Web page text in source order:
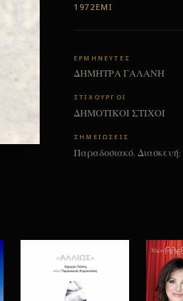
1972 ΕΜΙ
ΕΡΜΗΝΕΥΤΕΣ
ΔΗΜΗΤΡΑ ΓΑΛΑΝΗ
ΣΤΙΧΟΥΡΓΟΙ
ΔΗΜΟΤΙΚΟΙ ΣΤΙΧΟΙ
ΣΗΜΕΙΩΣΕΙΣ
Παραδοσιακό. Διασκευή: